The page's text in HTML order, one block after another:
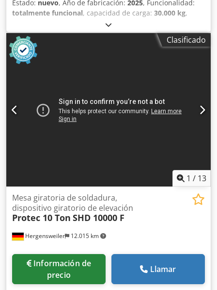
Estado: nuevo, Año de fabricación: 2025, Funcionalidad:
totalmente funcional, capacidad de carga: 30.000 kg,
mando a distancia de pie
carga de 30 toneladas, autocentrante. Nueva. 380 V.
Control remoto de mano y pie. Velocidad de rotación: 100-
1000 mm/min. Rango de diámetro: 600-4500 mm.
Dedpfxswrpfgo Aklowa Diámetro de la rueda motriz: 350
Clasificado
1 / 13
Hergensweiler 12.015 km
Mesa giratoria de soldadura,
dispositivo giratorio de elevación
Protec 10 Ton SHD 10000 F
Información de
precio
Llamar